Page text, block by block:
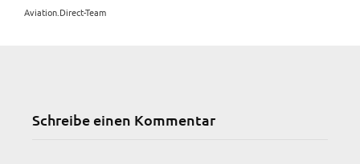
Aviation.Direct-Team
Schreibe einen Kommentar